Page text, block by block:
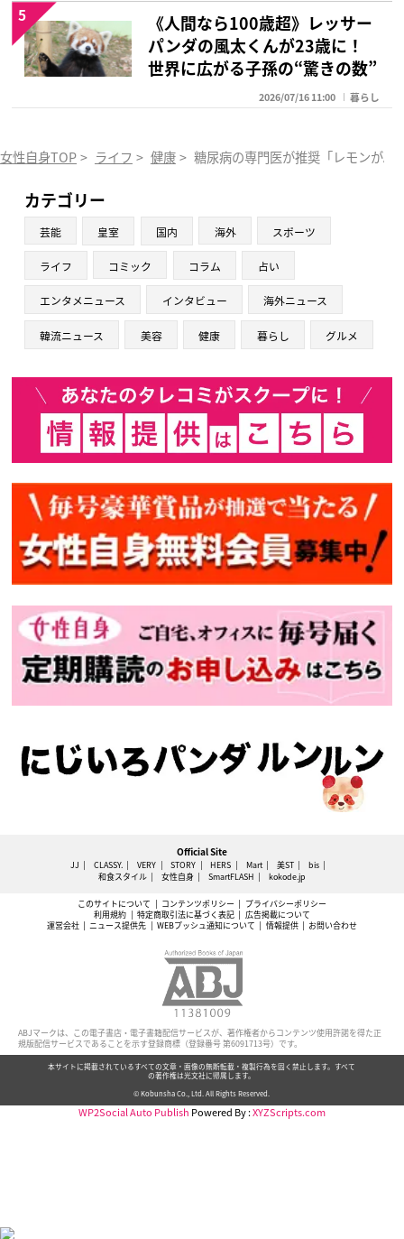
《人間なら100歳超》レッサー
パンダの風太くんが23歳に！
世界に広がる子孫の“驚きの数”
2026/07/16 11:00 暮らし
5
女性自身TOP > ライフ > 健康 > 糖尿病の専門医が推奨「レモンが
カテゴリー
芸能 皇室 国内 海外 スポーツ
ライフ コミック コラム 占い
エンタメニュース インタビュー 海外ニュース
韓流ニュース 美容 健康 暮らし グルメ
Official Site
JJ CLASSY. VERY STORY HERS Mart 美ST
bis
和食スタイル
女性自身 SmartFLASH kokode.jp
このサイトについて コンテンツポリシー
プライバシーポリシー
利用規約
特定商取引法に基づく表記
広告掲載について
運営会社
ニュース提供先 WEBプッシュ通知について 情報提供 お問い合わせ
ABJマークは、この電子書店・電子書籍配信サービスが、著作権者からコンテンツ使用許諾を得た正
規版配信サービスであることを示す登録商標（登録番号 第6091713号）です。
本サイトに掲載されているすべての文章・画像の無断転載・複製行為を固く禁止します。すべて
の著作権は光文社に帰属します。
© Kobunsha Co., Ltd. All Rights Reserved.
WP2Social Auto Publish Powered By :XYZScripts.com